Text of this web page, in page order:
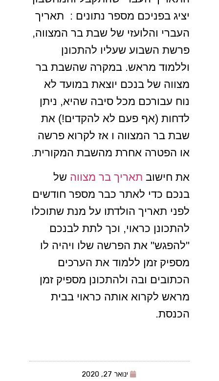
יציג בפניכם מספר נתונים : תאריך
העברי והלועזי של שבת בר המצווה,
פרשת השבוע שעליו להתכונן
וללמוד מראש. במקרה שהשבת בר
מצווה של בנכם יוצאת במועד לא
נוח עבורכם מכל סיבה שהיא, ניתן
לדחות (אף פעם לא להקדים!) את
שבת בר המצווה ו אז לקרוא פרשה
או הפטרה אחרת מהשבת המקורית.
את חישוב תאריך בר מצווה של
בנכם כדי לאתר כבר מספר חודשים
לפני תאריך הולדתו על מנת שתוכלו
להתכונן כראוי, וכך לתת לבנכם
"להפגש" את הפרשה שלו ויהיה לו
מספיק זמן ללמוד את הערכים
הכתובים ובה ולהתכונן מספיק זמן
מראש לקרוא אותה כראוי בבית
הכנסת.
ינואר 27, 2020